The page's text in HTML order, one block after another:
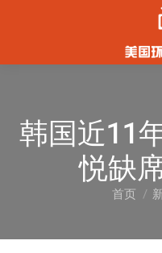
韩国近11
悦缺
您在这
首页